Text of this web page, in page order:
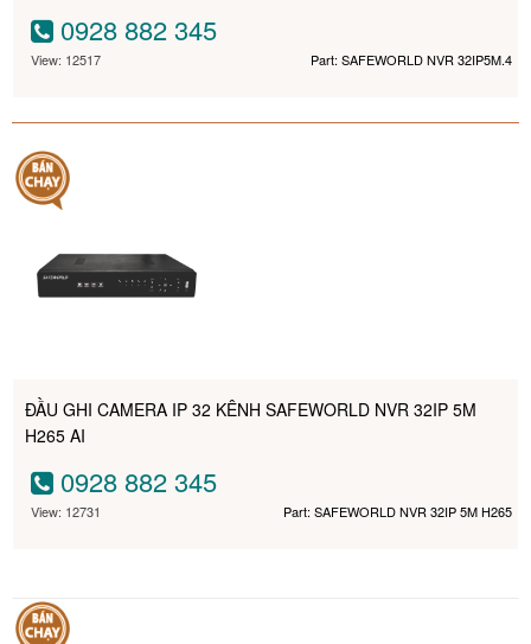
0928 882 345
View: 12517 Part: SAFEWORLD NVR 32IP5M.4
ĐẦU GHI CAMERA IP 32 KÊNH SAFEWORLD NVR 32IP 5M
H265 AI
0928 882 345
View: 12731 Part: SAFEWORLD NVR 32IP 5M H265